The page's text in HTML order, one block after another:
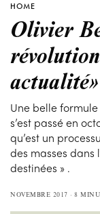
HOME
Olivier
actualité»
Une belle
s’est passé en
qu’est un
des masses
destinées » .
NOVEMBRE 2017 8